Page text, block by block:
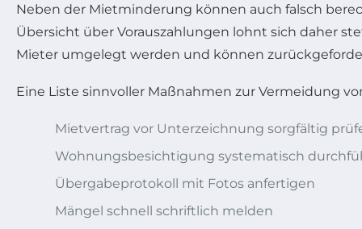
Neben der Mietminderung können auch falsch
Übersicht über Vorauszahlungen lohnt sich daher
Mieter umgelegt werden und können
Eine Liste sinnvoller Maßnahmen zur Vermeidung
Mietvertrag vor Unterzeichnung sorgfältig
Wohnungsbesichtigung systematisch
Übergabeprotokoll mit Fotos anfertigen
Mängel schnell schriftlich melden